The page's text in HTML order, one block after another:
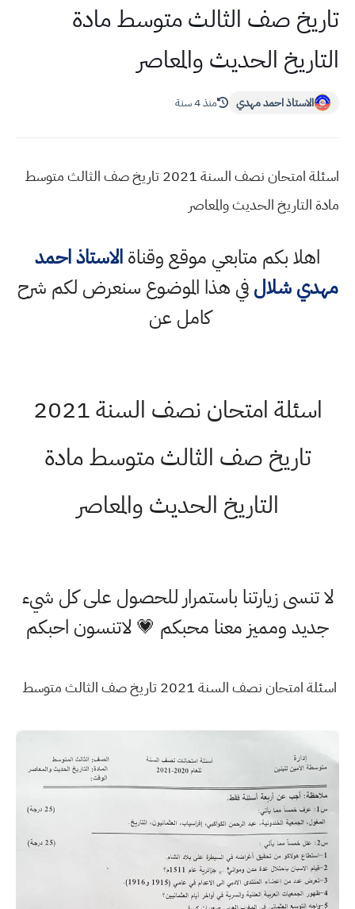
تاريخ صف الثالث متوسط مادة
التاريخ الحديث والمعاصر
الاستاذ احمد مهدي منذ 4 سنة
اسئلة امتحان نصف السنة 2021 تاريخ صف الثالث متوسط
مادة التاريخ الحديث والمعاصر
اهلا بكم متابعي موقع وقناةالاستاذ احمد
مهدي شلالفي هذا الموضوع سنعرض لكم شرح
كامل عن
اسئلة امتحان نصف السنة 2021
تاريخ صف الثالث متوسط مادة
التاريخ الحديث والمعاصر
لا تنسى زيارتنا باستمرار للحصول على كل شيء
جديد ومميز معنا محبكم 💗 لاتنسون احبكم
اسئلة امتحان نصف السنة 2021 تاريخ صف الثالث متوسط